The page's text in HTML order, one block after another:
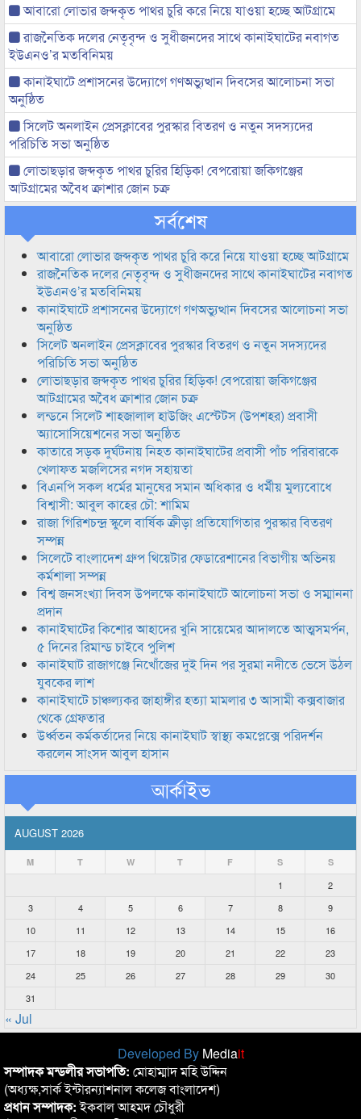
আবারো লোভার জব্দকৃত পাথর চুরি করে নিয়ে যাওয়া হচ্ছে আটগ্রামে
রাজনৈতিক দলের নেতৃবৃন্দ ও সুধীজনদের সাথে কানাইঘাটের নবাগত
ইউএনও’র মতবিনিময়
কানাইঘাটে প্রশাসনের উদ্যোগে গণঅভ্যুত্থান দিবসের আলোচনা সভা
অনুষ্ঠিত
সিলেট অনলাইন প্রেসক্লাবের পুরস্কার বিতরণ ও নতুন সদস্যদের
পরিচিতি সভা অনুষ্ঠিত
লোভাছড়ার জব্দকৃত পাথর চুরির হিড়িক! বেপরোয়া জকিগঞ্জের
আটগ্রামের অবৈধ ক্রাশার জোন চক্র
সর্বশেষ
আবারো লোভার জব্দকৃত পাথর চুরি করে নিয়ে যাওয়া হচ্ছে আটগ্রামে
রাজনৈতিক দলের নেতৃবৃন্দ ও সুধীজনদের সাথে কানাইঘাটের নবাগত
ইউএনও’র মতবিনিময়
কানাইঘাটে প্রশাসনের উদ্যোগে গণঅভ্যুত্থান দিবসের আলোচনা সভা
অনুষ্ঠিত
সিলেট অনলাইন প্রেসক্লাবের পুরস্কার বিতরণ ও নতুন সদস্যদের
পরিচিতি সভা অনুষ্ঠিত
লোভাছড়ার জব্দকৃত পাথর চুরির হিড়িক! বেপরোয়া জকিগঞ্জের
আটগ্রামের অবৈধ ক্রাশার জোন চক্র
লন্ডনে সিলেট শাহজালাল হাউজিং এস্টেটস (উপশহর) প্রবাসী
অ্যাসোসিয়েশনের সভা অনুষ্ঠিত
কাতারে সড়ক দুর্ঘটনায় নিহত কানাইঘাটের প্রবাসী পাঁচ পরিবারকে
খেলাফত মজলিসের নগদ সহায়তা
বিএনপি সকল ধর্মের মানুষের সমান অধিকার ও ধর্মীয় মুল্যবোধে
বিশ্বাসী: আবুল কাহের চৌ: শামিম
রাজা গিরিশচন্দ্র স্কুলে বার্ষিক ক্রীড়া প্রতিযোগিতার পুরস্কার বিতরণ
সম্পন্ন
সিলেটে বাংলাদেশ গ্রুপ থিয়েটার ফেডারেশানের বিভাগীয় অভিনয়
কর্মশালা সম্পন্ন
বিশ্ব জনসংখ্যা দিবস উপলক্ষে কানাইঘাটে আলোচনা সভা ও সম্মাননা
প্রদান
কানাইঘাটের কিশোর আহাদের খুনি সায়েমের আদালতে আত্মসমর্পন,
৫ দিনের রিমান্ড চাইবে পুলিশ
কানাইঘাট রাজাগঞ্জে নিখোঁজের দুই দিন পর সুরমা নদীতে ভেসে উঠল
যুবকের লাশ
কানাইঘাটে চাঞ্চল্যকর জাহাঙ্গীর হত্যা মামলার ৩ আসামী কক্সবাজার
থেকে গ্রেফতার
উর্ধ্বতন কর্মকর্তাদের নিয়ে কানাইঘাট স্বাস্থ্য কমপ্লেক্সে পরিদর্শন
করলেন সাংসদ আবুল হাসান
আর্কাইভ
AUGUST 2026
M T W T F S S
1
2
3
4 5 6 7 8
9
10
11 12 13 14 15
16
17
18 19 20 21 22
23
24
25 26 27 28 29
30
31
« Jul
Developed By Mediait
সম্পাদক মন্ডলীর সভাপতি: মোহাম্মাদ মহি উদ্দিন
(অধ্যক্ষ,সার্ক ইন্টারন্যাশনাল কলেজ বাংলাদেশ)
প্রধান সম্পাদক:ইকবাল আহমদ চৌধুরী